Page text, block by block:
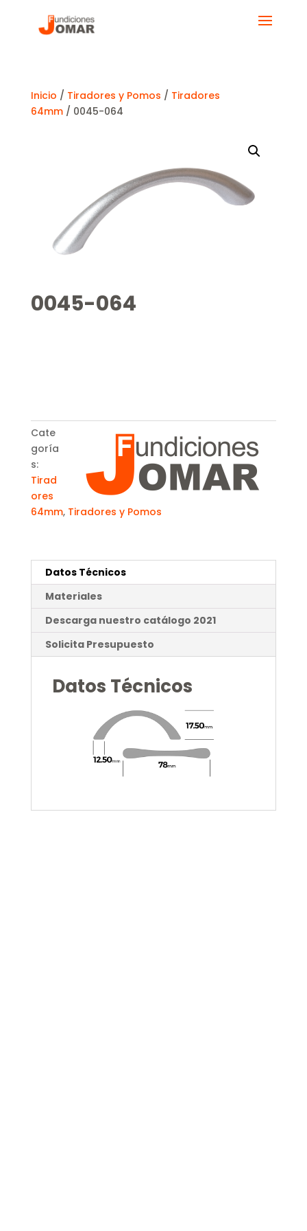
Inicio / Tiradores y Pomos / Tiradores
64mm/ 0045-064
0045-064
Cate
goría
s:
Tirad
ores
64mm, Tiradores y Pomos
Datos Técnicos
Materiales
Descarga nuestro catálogo 2021
Solicita Presupuesto
Datos Técnicos